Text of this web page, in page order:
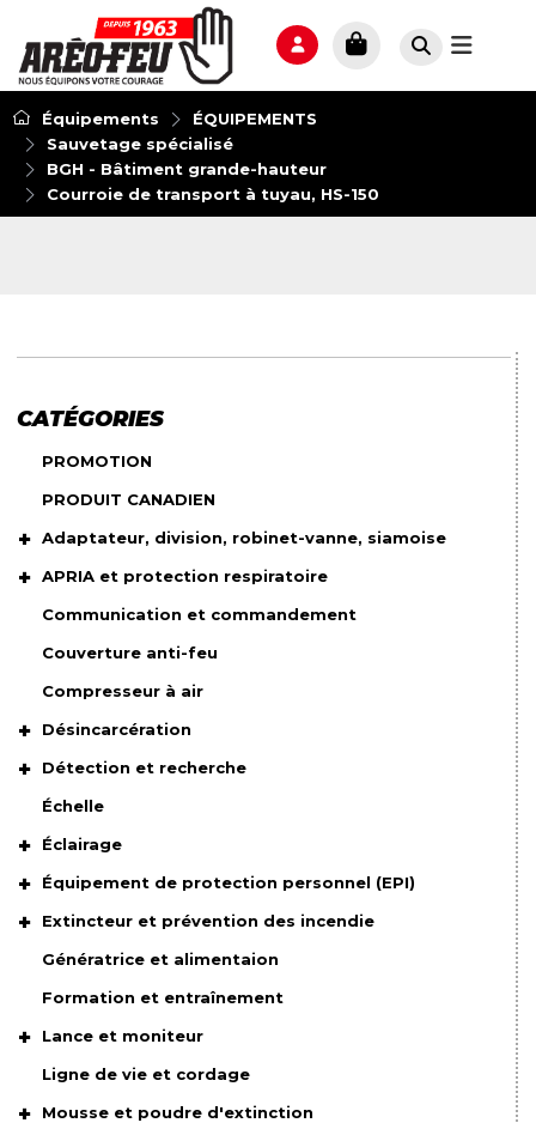
Équipements
ÉQUIPEMENTS
Sauvetage spécialisé
BGH - Bâtiment grande-hauteur
Courroie de transport à tuyau, HS-150
CATÉGORIES
PROMOTION
PRODUIT CANADIEN
Adaptateur, division, robinet-vanne, siamoise
APRIA et protection respiratoire
Communication et commandement
Couverture anti-feu
Compresseur à air
Désincarcération
Détection et recherche
Échelle
Éclairage
Équipement de protection personnel (EPI)
Extincteur et prévention des incendie
Génératrice et alimentaion
Formation et entraînement
Lance et moniteur
Ligne de vie et cordage
Mousse et poudre d'extinction